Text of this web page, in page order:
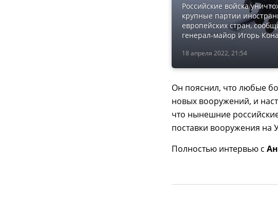
18 апреля 2022, 21:54
Российские войска
крупные партии
европейских стран,
генерал-майор Игорь
Он пояснил, что любые
новых вооружений, и
что нынешние
поставки вооружения на
Полностью интервью с